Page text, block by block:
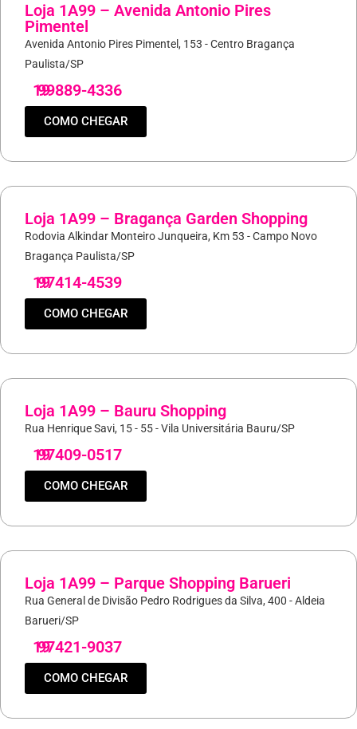
Loja 1A99 – Avenida Antonio Pires
Pimentel
Avenida Antonio Pires Pimentel, 153 - Centro Bragança
Paulista/SP
19
99889-4336
COMO CHEGAR
Loja 1A99 – Bragança Garden Shopping
Rodovia Alkindar Monteiro Junqueira, Km 53 - Campo Novo
Bragança Paulista/SP
19
97414-4539
COMO CHEGAR
Loja 1A99 – Bauru Shopping
Rua Henrique Savi, 15 - 55 - Vila Universitária Bauru/SP
19
97409-0517
COMO CHEGAR
Loja 1A99 – Parque Shopping Barueri
Rua General de Divisão Pedro Rodrigues da Silva, 400 - Aldeia
Barueri/SP
19
97421-9037
COMO CHEGAR